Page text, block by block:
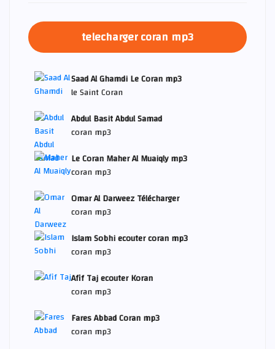
telecharger coran mp3
Saad Al Ghamdi Le Coran mp3
le Saint Coran
Abdul Basit Abdul Samad
coran mp3
Le Coran Maher Al Muaiqly mp3
coran mp3
Omar Al Darweez Télécharger
coran mp3
Islam Sobhi ecouter coran mp3
coran mp3
Afif Taj ecouter Koran
coran mp3
Fares Abbad Coran mp3
coran mp3